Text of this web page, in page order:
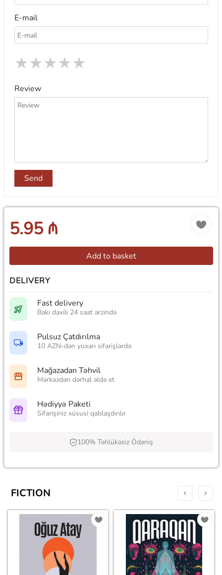
E-mail
★
★
★
★
★
Review
Send
5.95 ₼
Add to basket
DELIVERY
Fast delivery
Bakı daxili 24 saat ərzində
Pulsuz Çatdırılma
10 AZN-dən yuxarı sifarişlərdə
Mağazadan Təhvil
Mərkəzdən dərhal əldə et
Hədiyyə Paketi
Sifarişiniz xüsusi qablaşdırılır
100% Təhlükəsiz Ödəniş
FICTION